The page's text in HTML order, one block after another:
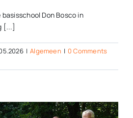
Don Bosco in
[...]
| Algemeen | 0 Comments